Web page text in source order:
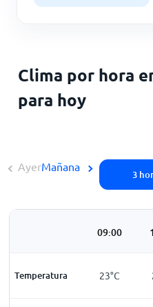
Clima por hora
para hoy
Ayer
3
Mañana
09:00
Temperatura
C 17°C 23°C